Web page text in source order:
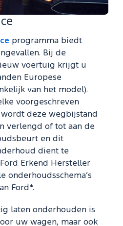
programma biedt
Bij de
voertuig krijgt u
Europese
van het model).
voorgeschreven
deze wegbijstand
verlengd of tot aan de
en dit
dient te
Erkend Hersteller
onderhoudsschema’s
Ford*.
laten onderhouden is
uw wagen, maar ook